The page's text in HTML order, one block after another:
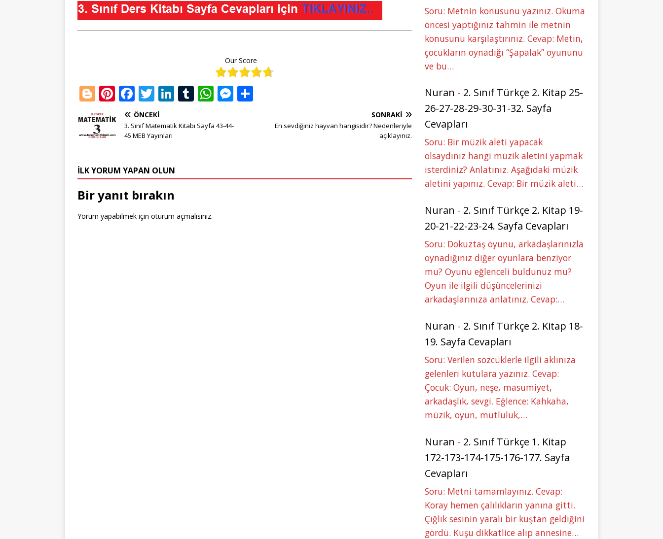
Our Score
Bl
o
g
g
r
Pi
n
te
r
st
F
a
c
e
o
o
k
T
w
it
te
Li
k
n
T
m
W
at
p
M
ss
g
ÖNCEKI
3. Sınıf Matematik Kitabı Sayfa 43-44-
45 MEB Yayınları
SONRAKI
En sevdiğiniz hayvan hangisidir? Nedenleriyle
açıklayınız.
İLK YORUM YAPAN OLUN
Bir yanıt bırakın
Yorum yapabilmek için oturum açmalısınız.
Soru: Metnin konusunu yazınız. Okuma
öncesi yaptığınız tahmin ile metnin
konusunu karşılaştırınız. Cevap: Metin,
çocukların oynadığı “Şapalak” oyununu
ve bu…
Nuran - 2. Sınıf Türkçe 2. Kitap 25-
26-27-28-29-30-31-32. Sayfa
Cevapları
Soru: Bir müzik aleti yapacak
olsaydınız hangi müzik aletini yapmak
isterdiniz? Anlatınız. Aşağıdaki müzik
aletini yapınız. Cevap: Bir müzik aleti…
Nuran - 2. Sınıf Türkçe 2. Kitap 19-
20-21-22-23-24. Sayfa Cevapları
Soru: Dokuztaş oyunu, arkadaşlarınızla
oynadığınız diğer oyunlara benziyor
mu? Oyunu eğlenceli buldunuz mu?
Oyun ile ilgili düşüncelerinizi
arkadaşlarınıza anlatınız. Cevap:…
Nuran - 2. Sınıf Türkçe 2. Kitap 18-
19. Sayfa Cevapları
Soru: Verilen sözcüklerle ilgili aklınıza
gelenleri kutulara yazınız. Cevap:
Çocuk: Oyun, neşe, masumiyet,
arkadaşlık, sevgi. Eğlence: Kahkaha,
müzik, oyun, mutluluk,…
Nuran - 2. Sınıf Türkçe 1. Kitap
172-173-174-175-176-177. Sayfa
Cevapları
Soru: Metni tamamlayınız. Cevap:
Koray hemen çalılıkların yanına gitti.
Çığlık sesinin yaralı bir kuştan geldiğini
gördü. Kuşu dikkatlice alıp annesine…